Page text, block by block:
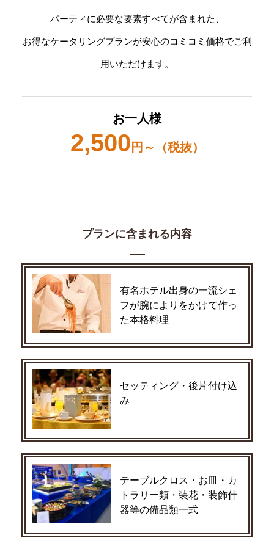
パーティに必要な要素すべてが含まれた、
お得なケータリングプランが安心のコミコミ価格でご利
用いただけます。
お一人様
2,500 円～（税抜）
プランに含まれる内容
有名ホテル出身の一流シェ
フが腕によりをかけて作っ
た本格料理
セッティング・後片付け込
み
テーブルクロス・お皿・カ
トラリー類・装花・装飾什
器等の備品類一式